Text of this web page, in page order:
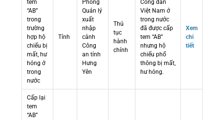
tem
“AB”
trong
trường
hợp hộ
chiếu bị
mất, hư
hỏng ở
trong
nước
Tỉnh
Phòng
Quản lý
xuất
nhập
cảnh
Công
an tỉnh
Hưng
Yên
Thủ
tục
hành
chính
Công dân
Việt Nam ở
trong nước
đã được cấp
tem “AB”
nhưng hộ
chiếu phổ
thông bị mất,
hư hỏng.
Xem
chi
tiết
Cấp lại
tem
“AB”